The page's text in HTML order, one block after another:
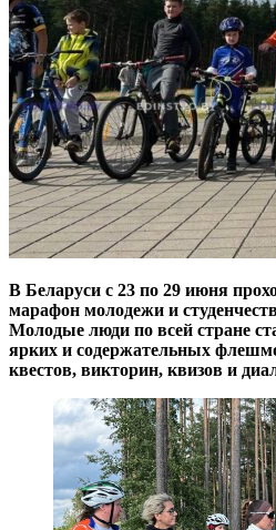
В Беларуси с 23 по 29 июня
марафон молодежи и
Молодые люди по всей стране
ярких и содержательных
квестов, викторин, квизов и